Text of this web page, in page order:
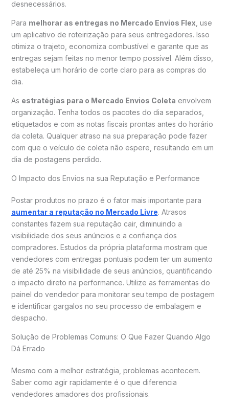
desnecessários.
Para melhorar as entregas no Mercado Envios Flex , use
um aplicativo de roteirização para seus entregadores. Isso
otimiza o trajeto, economiza combustível e garante que as
entregas sejam feitas no menor tempo possível. Além disso,
estabeleça um horário de corte claro para as compras do
dia.
As estratégias para o Mercado Envios Coleta envolvem
organização. Tenha todos os pacotes do dia separados,
etiquetados e com as notas fiscais prontas antes do horário
da coleta. Qualquer atraso na sua preparação pode fazer
com que o veículo de coleta não espere, resultando em um
dia de postagens perdido.
O Impacto dos Envios na sua Reputação e Performance
Postar produtos no prazo é o fator mais importante para
aumentar a reputação no Mercado Livre. Atrasos
constantes fazem sua reputação cair, diminuindo a
visibilidade dos seus anúncios e a confiança dos
compradores. Estudos da própria plataforma mostram que
vendedores com entregas pontuais podem ter um aumento
de até 25% na visibilidade de seus anúncios, quantificando
o impacto direto na performance. Utilize as ferramentas do
painel do vendedor para monitorar seu tempo de postagem
e identificar gargalos no seu processo de embalagem e
despacho.
Solução de Problemas Comuns: O Que Fazer Quando Algo
Dá Errado
Mesmo com a melhor estratégia, problemas acontecem.
Saber como agir rapidamente é o que diferencia
vendedores amadores dos profissionais.